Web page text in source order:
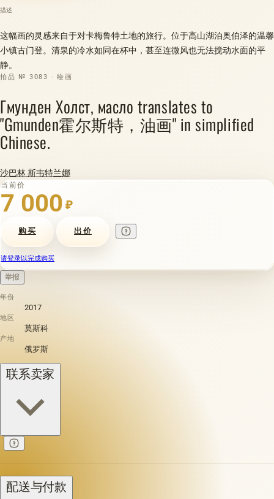
描述
这幅画的灵感来自于对卡梅鲁特土地的旅行。位于高山湖泊奥伯泽的温馨
小镇古门登。清泉的冷水如同在杯中，甚至连微风也无法搅动水面的平
静。
拍品 № 3083 · 绘画
Гмунден Холст, масло translates to
"Gmunden霍尔斯特，油画" in simplified
Chinese.
沙巴林 斯韦特兰娜
当前价
7 000 ₽
购买 出价
请登录以完成购买
举报
年份
2017
地区
莫斯科
产地
俄罗斯
联系卖家
配送与付款